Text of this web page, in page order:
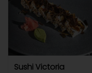
Sushi Victoria